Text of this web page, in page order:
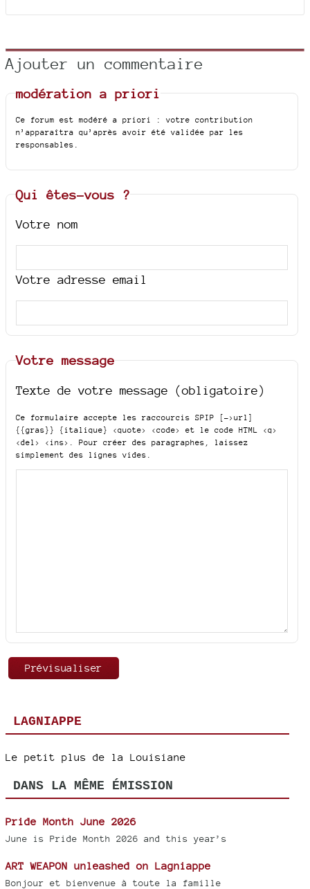
Ajouter un commentaire
modération a priori
Ce forum est modéré a priori : votre contribution
n’apparaîtra qu’après avoir été validée par les
responsables.
Qui êtes-vous ?
Votre nom
Votre adresse email
Votre message
Texte de votre message (obligatoire)
Ce formulaire accepte les raccourcis SPIP
[->url]
{{gras}} {italique} <quote> <code>
et le code HTML <q>
<del> <ins>
. Pour créer des paragraphes, laissez
simplement des lignes vides.
LAGNIAPPE
Le petit plus de la Louisiane
DANS LA MÊME ÉMISSION
Pride Month June 2026
June is Pride Month 2026 and this year’s
ART WEAPON unleashed on Lagniappe
Bonjour et bienvenue à toute la famille